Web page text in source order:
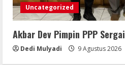
Uncategorized
Akbar Dev Pimpin PPP Sergai
Dedi Mulyadi 9 Agustus 2026